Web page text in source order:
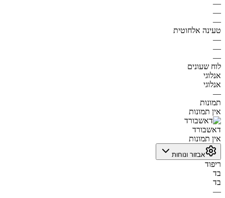
—
—
—
טעינה אלחוטית
—
—
—
לוח שעונים
אנלוגי
אנלוגי
—
תמונות
אין תמונות
דאשבורד
אין תמונות
אבזור ונוחות
ריפוד
בד
בד
—